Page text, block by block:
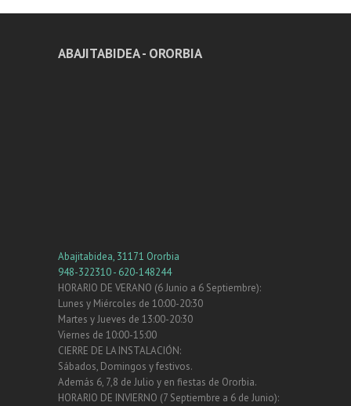
ABAJITABIDEA - ORORBIA
Abajitabidea, 31171 Ororbia
948-322310 - 620-148244
HORARIO DE VERANO (6 Junio a 6 Septiembre):
Lunes y Miércoles de 10:00-20:30
Martes y Jueves de 13:00-20:30
Viernes de 10:00-15:00
CIERRE DE LA INSTALACIÓN:
Sábados, Domingos y festivos.
Además 6, 7,8 de Julio y en fiestas de Ororbia.
HORARIO DE INVIERNO (7 Septiembre a 6 de Junio):